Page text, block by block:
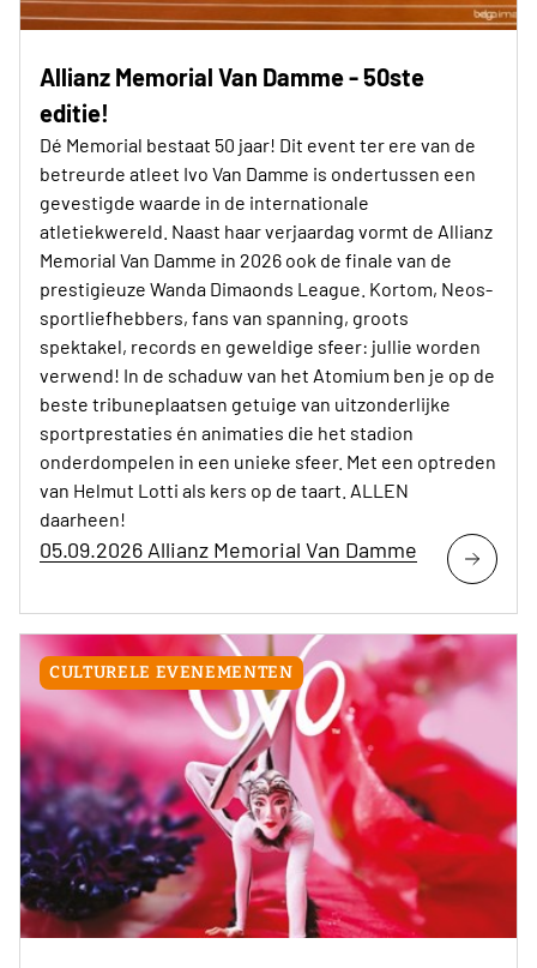
Allianz Memorial Van Damme - 50ste
editie!
Dé Memorial bestaat 50 jaar! Dit event ter ere van de
betreurde atleet Ivo Van Damme is ondertussen een
gevestigde waarde in de internationale
atletiekwereld. Naast haar verjaardag vormt de Allianz
Memorial Van Damme in 2026 ook de finale van de
prestigieuze Wanda Dimaonds League. Kortom, Neos-
sportliefhebbers, fans van spanning, groots
spektakel, records en geweldige sfeer: jullie worden
verwend! In de schaduw van het Atomium ben je op de
beste tribuneplaatsen getuige van uitzonderlijke
sportprestaties én animaties die het stadion
onderdompelen in een unieke sfeer. Met een optreden
van Helmut Lotti als kers op de taart. ALLEN
daarheen!
05.09.2026 Allianz Memorial Van Damme
CULTURELE EVENEMENTEN